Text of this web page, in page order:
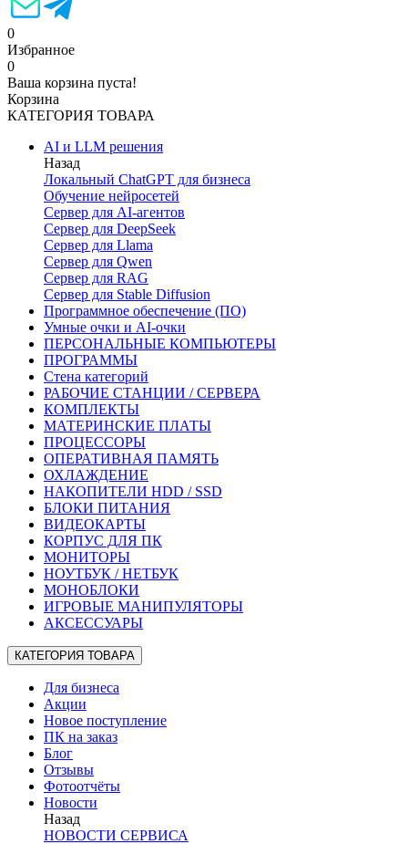
0
Избранное
0
Ваша корзина пуста!
Корзина
КАТЕГОРИЯ ТОВАРА
AI и LLM решения
Назад
Локальный ChatGPT для бизнеса
Обучение нейросетей
Сервер для AI-агентов
Сервер для DeepSeek
Сервер для Llama
Сервер для Qwen
Сервер для RAG
Сервер для Stable Diffusion
Программное обеспечение (ПО)
Умные очки и AI-очки
ПЕРСОНАЛЬНЫЕ КОМПЬЮТЕРЫ
ПРОГРАММЫ
Стена категорий
РАБОЧИЕ СТАНЦИИ / СЕРВЕРА
КОМПЛЕКТЫ
МАТЕРИНСКИЕ ПЛАТЫ
ПРОЦЕССОРЫ
ОПЕРАТИВНАЯ ПАМЯТЬ
ОХЛАЖДЕНИЕ
НАКОПИТЕЛИ HDD / SSD
БЛОКИ ПИТАНИЯ
ВИДЕОКАРТЫ
КОРПУС ДЛЯ ПК
МОНИТОРЫ
НОУТБУК / НЕТБУК
МОНОБЛОКИ
ИГРОВЫЕ МАНИПУЛЯТОРЫ
АКСЕССУАРЫ
КАТЕГОРИЯ ТОВАРА
Для бизнеса
Акции
Новое поступление
ПК на заказ
Блог
Отзывы
Фотоотчёты
Новости
Назад
НОВОСТИ СЕРВИСА